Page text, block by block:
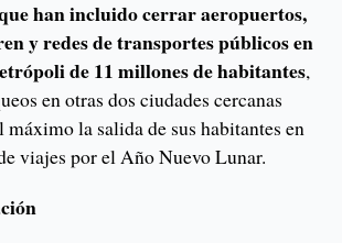
han incluido cerrar aeropuertos,
y redes de transportes públicos en
de 11 millones de habitantes,
en otras dos ciudades cercanas
la salida de sus habitantes en
viajes por el Año Nuevo Lunar.